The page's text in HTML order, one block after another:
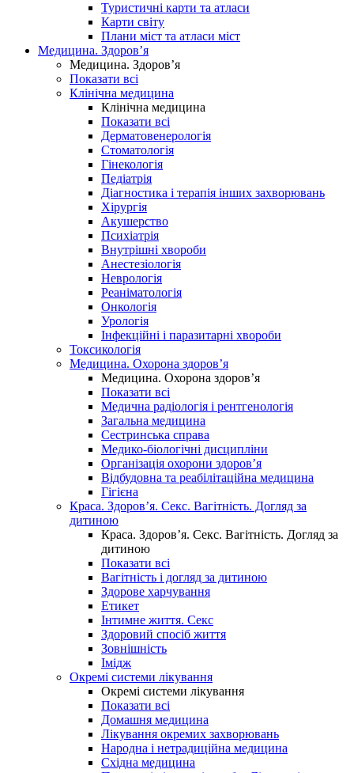
Туристичні карти та атласи
Карти світу
Плани міст та атласи міст
Медицина. Здоров’я
Медицина. Здоров’я
Показати всі
Клінічна медицина
Клінічна медицина
Показати всі
Дерматовенерологія
Стоматологія
Гінекологія
Педіатрія
Діагностика і терапія інших захворювань
Хірургія
Акушерство
Психіатрія
Внутрішні хвороби
Анестезіологія
Неврологія
Реаніматологія
Онкологія
Урологія
Інфекційні і паразитарні хвороби
Токсикологія
Медицина. Охорона здоров’я
Медицина. Охорона здоров’я
Показати всі
Медична радіологія і рентгенологія
Загальна медицина
Сестринська справа
Медико-біологічні дисципліни
Організація охорони здоров’я
Відбудовна та реабілітаційна медицина
Гігієна
Краса. Здоров’я. Секс. Вагітність. Догляд за
дитиною
Краса. Здоров’я. Секс. Вагітність. Догляд за
дитиною
Показати всі
Вагітність і догляд за дитиною
Здорове харчування
Етикет
Інтимне життя. Секс
Здоровий спосіб життя
Зовнішність
Імідж
Окремі системи лікування
Окремі системи лікування
Показати всі
Домашня медицина
Лікування окремих захворювань
Народна і нетрадиційна медицина
Східна медицина